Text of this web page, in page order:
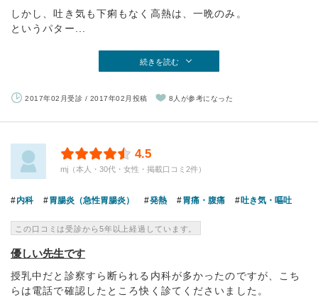
しかし、吐き気も下痢もなく高熱は、一晩のみ。
というパター...
続きを読む
2017年02月受診 / 2017年02月投稿 8人が参考になった
4.5
mj（本人・30代・女性・掲載口コミ2件）
内科 胃腸炎（急性胃腸炎） 発熱 胃痛・腹痛 吐き気・嘔吐
この口コミは受診から5年以上経過しています。
優しい先生です
授乳中だと診察すら断られる内科が多かったのですが、こち
らは電話で確認したところ快く診てくださいました。